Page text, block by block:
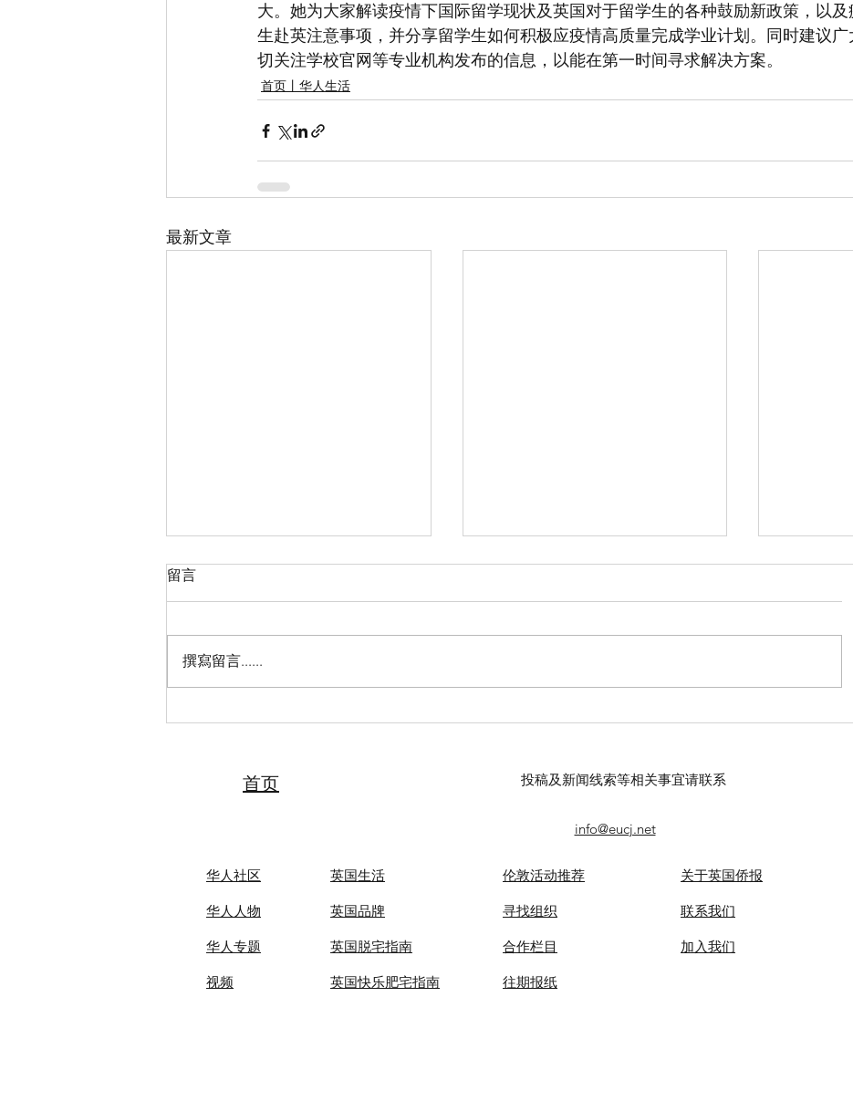
大。她为大家解读疫情下国际留学现状及英国对于留学生的各种鼓励新政策，以及
生赴英注意事项，并分享留学生如何积极应疫情高质量完成学业计划。同时建议
切关注学校官网等专业机构发布的信息，以能在第一时间寻求解决方案。
首页丨华人生活
最新文章
夏令营营员
留言
撰寫留言......
首页 投稿及新闻线索等相关事宜请联系
info@eucj.net
华人社区
华人人物
华人专题
视频
英国生活​
英国品牌
英国脱宅指南
英国快乐肥宅指南
伦敦活动推荐
​寻找组织
合作栏目
​往期报纸
关于英国侨报
联系我们
​加入我们